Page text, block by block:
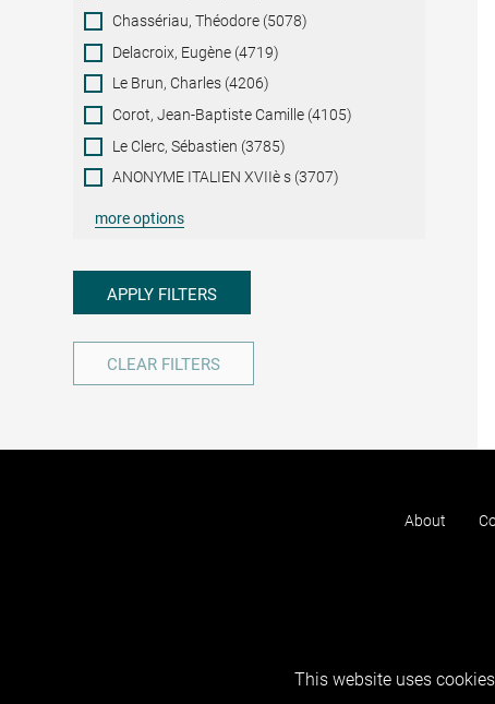
Chassériau, Théodore (5078)
Delacroix, Eugène (4719)
Le Brun, Charles (4206)
Corot, Jean-Baptiste Camille (4105)
Le Clerc, Sébastien (3785)
ANONYME ITALIEN XVIIè s (3707)
more options
APPLY FILTERS
CLEAR FILTERS
About
This website uses